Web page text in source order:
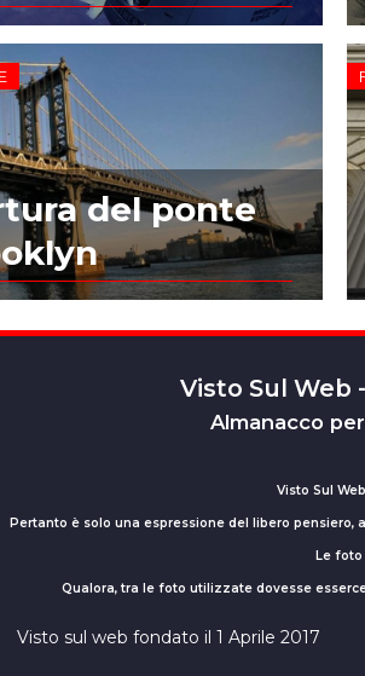
del ponte
Visto Sul Web
Almanacco
Visto Sul
Pertanto è solo una espressione del libero pensiero,
Le foto
Qualora, tra le foto utilizzate dovesse
Visto sul web fondato il 1 Aprile 2017